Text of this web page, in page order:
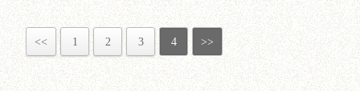
<< 1 2 3 4 >>